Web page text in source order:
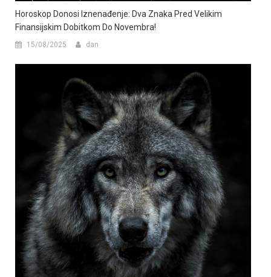
Horoskop Donosi Iznenađenje: Dva Znaka Pred Velikim
Finansijskim Dobitkom Do Novembra!
15/08/2025 dan